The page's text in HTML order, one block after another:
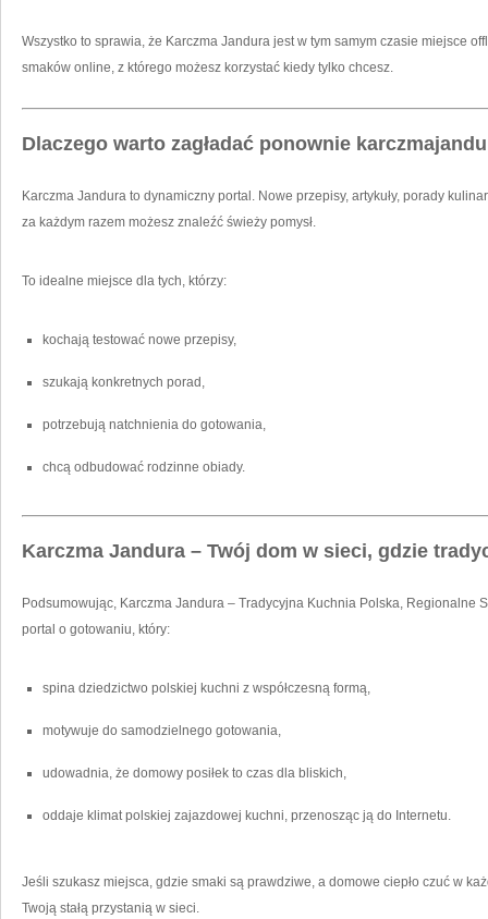
Wszystko to sprawia, że Karczma Jandura jest w tym samym czasie miejsce
smaków online, z którego możesz korzystać kiedy tylko chcesz.
Dlaczego warto zagładać ponownie
Karczma Jandura to dynamiczny portal. Nowe przepisy, artykuły, porady
za każdym razem możesz znaleźć świeży pomysł.
To idealne miejsce dla tych, którzy:
kochają testować nowe przepisy,
szukają konkretnych porad,
potrzebują natchnienia do gotowania,
chcą odbudować rodzinne obiady.
Karczma Jandura – Twój dom w sieci, gdzie
Podsumowując, Karczma Jandura – Tradycyjna Kuchnia Polska, Regionalne
portal o gotowaniu, który:
spina dziedzictwo polskiej kuchni z współczesną formą,
motywuje do samodzielnego gotowania,
udowadnia, że domowy posiłek to czas dla bliskich,
oddaje klimat polskiej zajazdowej kuchni, przenosząc ją do Internetu.
Jeśli szukasz miejsca, gdzie smaki są prawdziwe, a domowe ciepło czuć w
Twoją stałą przystanią w sieci.